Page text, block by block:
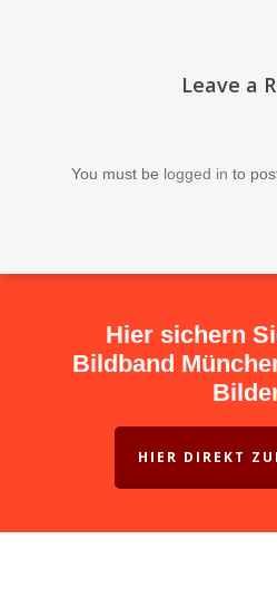
Leave a
You must be logged in to
Hier sichern
Bildband
HIER DIREKT